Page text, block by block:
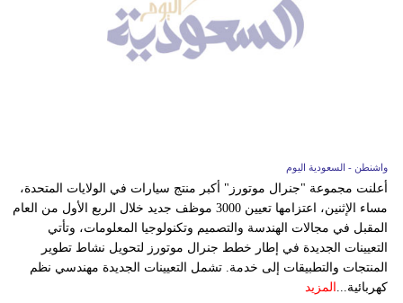
واشنطن - السعودية اليوم
أعلنت مجموعة "جنرال موتورز" أكبر منتج سيارات في الولايات المتحدة،
مساء الإثنين، اعتزامها تعيين 3000 موظف جديد خلال الربع الأول من العام
المقبل في مجالات الهندسة والتصميم وتكنولوجيا المعلومات، وتأتي
التعيينات الجديدة في إطار خطط جنرال موتورز لتحويل نشاط تطوير
المنتجات والتطبيقات إلى خدمة. تشمل التعيينات الجديدة مهندسي نظم
كهربائية...
المزيد